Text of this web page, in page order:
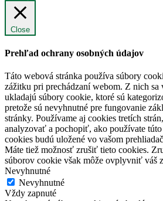
Close
Prehľad ochrany osobných údajov
Táto webová stránka používa súbory
zážitku pri prechádzaní webom. Z nich sa
ukladajú súbory cookie, ktoré sú
pretože sú nevyhnutné pre fungovanie
stránky. Používame aj cookies tretích
analyzovať a pochopiť, ako používate
cookies budú uložené vo vašom
Máte tiež možnosť zrušiť tieto cookies.
súborov cookie však môže ovplyvniť váš
Nevyhnutné
Nevyhnutné
Vždy zapnuté